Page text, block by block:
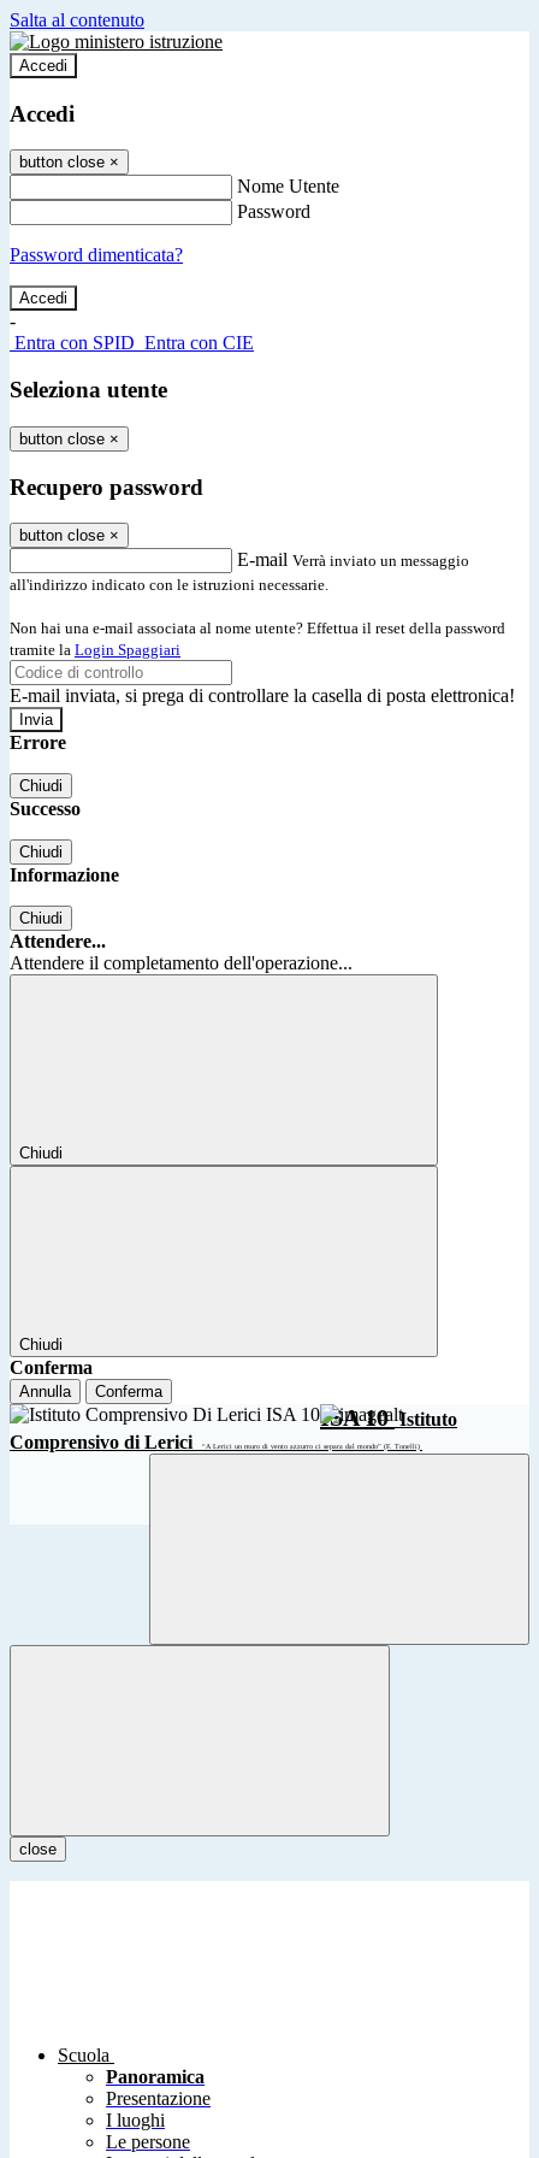
Salta al contenuto
Accedi
Accedi
button close ×
Nome Utente
Password
Password dimenticata?
-
Entra con SPID Entra con CIE
Seleziona utente
button close ×
Recupero password
button close ×
E-mail Verrà inviato un messaggio
all'indirizzo indicato con le istruzioni necessarie.
Non hai una e-mail associata al nome utente? Effettua il reset della password
tramite la Login Spaggiari
E-mail inviata, si prega di controllare la casella di posta elettronica!
Errore
Chiudi
Successo
Chiudi
Informazione
Chiudi
Attendere...
Attendere il completamento dell'operazione...
Chiudi
Chiudi
Conferma
Annulla Conferma
ISA 10 Istituto
Comprensivo di Lerici
“A Lerici un muro di vento azzurro ci separa dal mondo” (F. Tonelli)
close
Scuola
Panoramica
Presentazione
I luoghi
Le persone